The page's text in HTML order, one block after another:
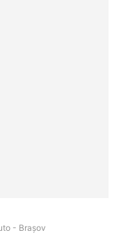
- Braşov